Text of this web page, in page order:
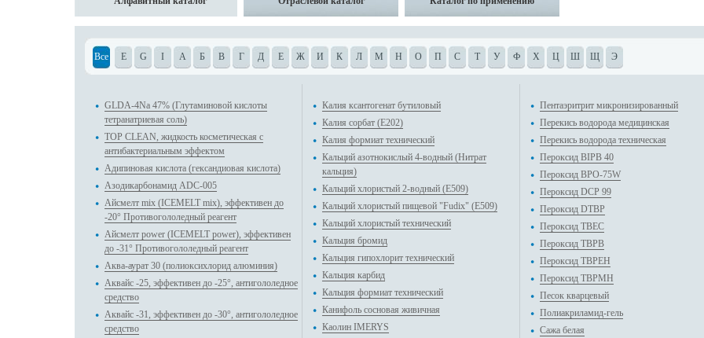
Все E G I А Б В Г Д Е Ж И К Л М Н О П С Т У Ф Х Ц Ш Щ Э
GLDA-4Na 47% (Глутаминовой кислоты
тетранатриевая соль)
TOP CLEAN, жидкость косметическая с
антибактериальным эффектом
Адипиновая кислота (гександиовая кислота)
Азодикарбонамид ADC-005
Айсмелт mix (ICEMELT mix), эффективен до
-20° Противогололедный реагент
Айсмелт power (ICEMELT power), эффективен
до -31° Противогололедный реагент
Аква-аурат 30 (полиоксихлорид алюминия)
Аквайс -25, эффективен до -25°, антигололедное
средство
Аквайс -31, эффективен до -30°, антигололедное
средство
Калия ксантогенат бутиловый
Калия сорбат (Е202)
Калия формиат технический
Кальций азотнокислый 4-водный (Нитрат
кальция)
Кальций хлористый 2-водный (E509)
Кальций хлористый пищевой "Fudix" (E509)
Кальций хлористый технический
Кальция бромид
Кальция гипохлорит технический
Кальция карбид
Кальция формиат технический
Канифоль сосновая живичная
Каолин IMERYS
Пентаэритрит микронизированный
Перекись водорода медицинская
Перекись водорода техническая
Пероксид BIPB 40
Пероксид BPO-75W
Пероксид DCP 99
Пероксид DTBP
Пероксид TBEC
Пероксид TBPB
Пероксид TBPEH
Пероксид TBPMH
Песок кварцевый
Полиакриламид-гель
Сажа белая